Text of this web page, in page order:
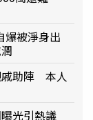
被淨身出
戚助陣 本人
光引熱議